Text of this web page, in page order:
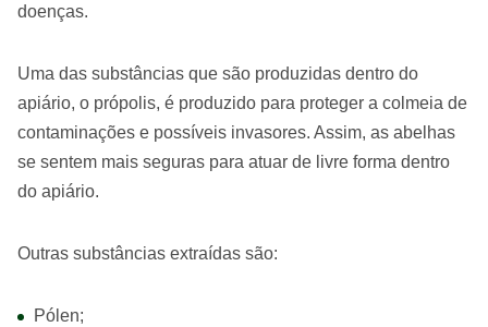
doenças.
Uma das substâncias que são produzidas dentro do
apiário, o própolis, é produzido para proteger a colmeia de
contaminações e possíveis invasores. Assim, as abelhas
se sentem mais seguras para atuar de livre forma dentro
do apiário.
Outras substâncias extraídas são:
Pólen;